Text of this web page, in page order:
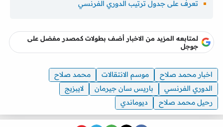
تعرف على جدول ترتيب الدوري الفرنسي
لمتابعه المزيد من الاخبار أضف بطولات كمصدر مفضل على
جوجل
اخبار محمد صلاح موسم الانتقالات
محمد صلاح
الدوري الفرنسي
باريس سان جيرمان
لايبزيج
رحيل محمد صلاح
ديوماندي